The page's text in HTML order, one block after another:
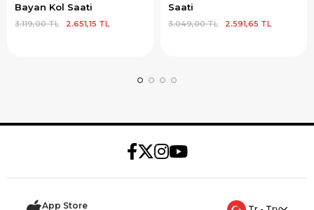
Bayan Kol Saati
2.651,15 TL
3.119,00 TL
Saati
2.591,65 TL
3.049,00 TL
App Store